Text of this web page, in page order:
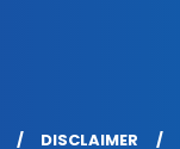
DISCLAIMER